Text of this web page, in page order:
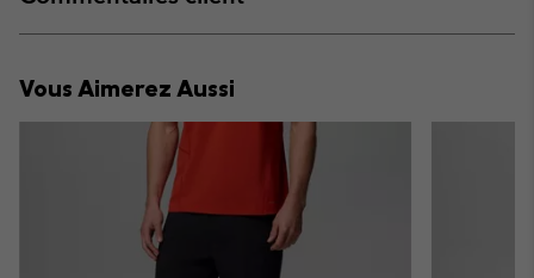
or
Vous Aimerez Aussi